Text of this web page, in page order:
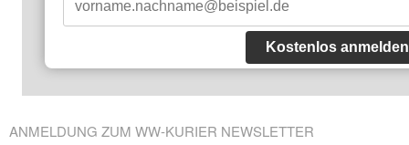
Kostenlos anmelden
ANMELDUNG ZUM WW-KURIER NEWSLETTER